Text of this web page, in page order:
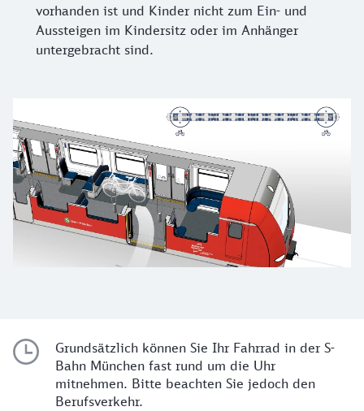
vorhanden ist und Kinder nicht zum Ein- und
Aussteigen im Kindersitz oder im Anhänger
untergebracht sind.
Sperrzeiten
Grundsätzlich können Sie Ihr Fahrrad in der S-
Bahn München fast rund um die Uhr
mitnehmen. Bitte beachten Sie jedoch den
Berufsverkehr.